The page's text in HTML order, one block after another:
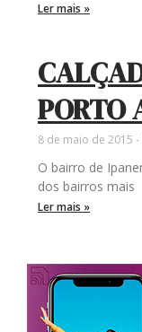
Ler mais »
PORTO
8 de maio de 2015
O bairro de
dos bairros mais
Ler mais »